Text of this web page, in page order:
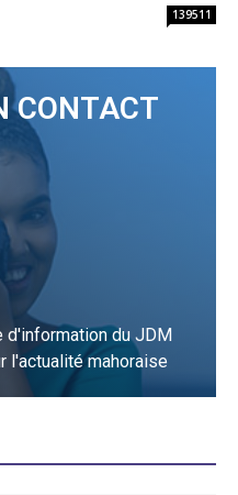
139511
CONTACT
d'information du JDM
l'actualité mahoraise